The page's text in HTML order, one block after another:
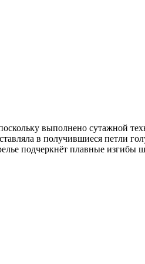
выполнено сутажной
в получившиеся петли
подчеркнёт плавные изгибы